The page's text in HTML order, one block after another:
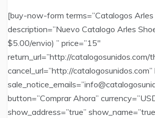
[buy-now-form terms=”Catalogos Arles
description=”Nuevo Catalogo Arles
$5.00/envio) ” price=”15″
return_url=”http://catalogosunidos.com/
cancel_url=”http://catalogosunidos.com”
button=”Comprar Ahora”
show_address=”true”